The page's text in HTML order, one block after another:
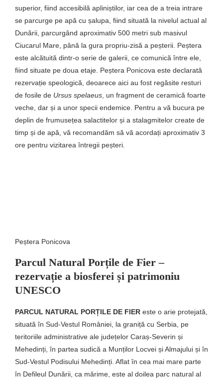
superior, fiind accesibilă apliniștilor, iar cea de a treia intrare
se parcurge pe apă cu șalupa, fiind situată la nivelul actual al
Dunării, parcurgând aproximativ 500 metri sub masivul
Ciucarul Mare, până la gura propriu-zisă a peșterii. Peștera
este alcătuită dintr-o serie de galerii, ce comunică între ele,
fiind situate pe doua etaje. Peștera Ponicova este declarată
rezervație speologică, deoarece aici au fost regăsite resturi
de fosile de Ursus spelaeus , un fragment de ceramică foarte
veche, dar și a unor specii endemice. Pentru a vă bucura pe
deplin de frumusețea salactitelor și a stalagmitelor create de
timp și de apă, vă recomandăm să vă acordați aproximativ 3
ore pentru vizitarea întregii peșteri.
Peștera Ponicova
Parcul Natural Porțile de Fier –
rezervație a biosferei și patrimoniu
UNESCO
PARCUL NATURAL PORȚILE DE FIER este o arie protejată,
situată în Sud-Vestul României, la graniță cu Serbia, pe
teritoriile administrative ale județelor Caraș-Severin și
Mehedinți, în partea sudică a Munților Locvei și Almajului și în
Sud-Vestul Podisului Mehedinți. Aflat în cea mai mare parte
în Defileul Dunării, ca mărime, este al doilea parc natural al